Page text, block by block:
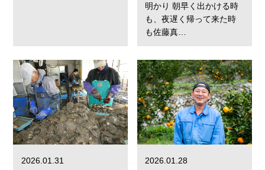
明かり 朝早く出かける時
も、夜遅く帰って来た時
も佐藤真…
2026.01.31
2026.01.28